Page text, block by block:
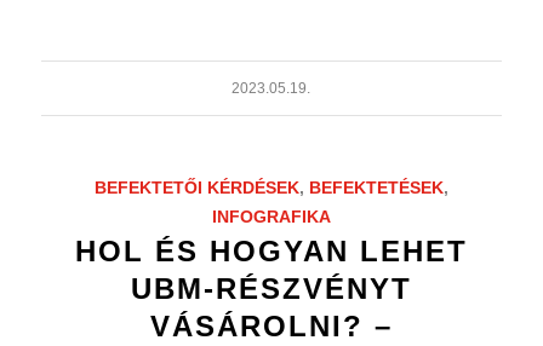
2023.05.19.
BEFEKTETŐI KÉRDÉSEK, BEFEKTETÉSEK,
INFOGRAFIKA
HOL ÉS HOGYAN LEHET
UBM-RÉSZVÉNYT
VÁSÁROLNI? –